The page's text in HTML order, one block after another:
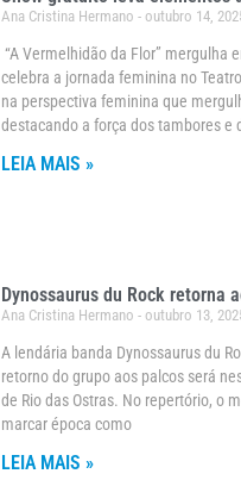
Ana Cristina Hermano outubro 14,
“A Vermelhidão da Flor” mergulha
celebra a jornada feminina no
na perspectiva feminina que
destacando a força dos tambores e
LEIA MAIS »
Dynossaurus du Rock retorna
Ana Cristina Hermano outubro 13,
A lendária banda Dynossaurus du
retorno do grupo aos palcos será
de Rio das Ostras. No repertório, o
marcar época como
LEIA MAIS »